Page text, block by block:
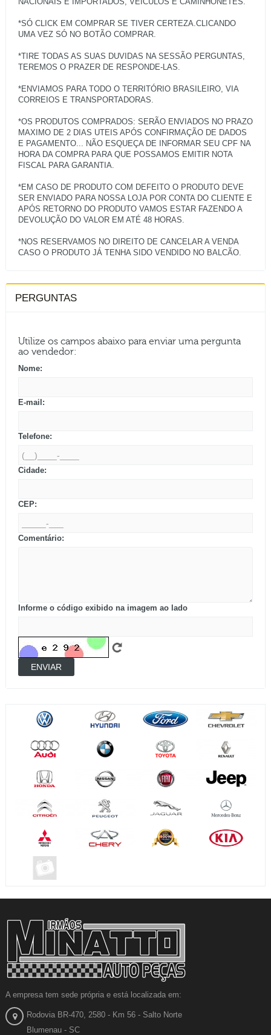
*SÓ CLICK EM COMPRAR SE TIVER CERTEZA.CLICANDO
UMA VEZ SÓ NO BOTÃO COMPRAR.
*TIRE TODAS AS SUAS DUVIDAS NA SESSÃO PERGUNTAS,
TEREMOS O PRAZER DE RESPONDE-LAS.
*ENVIAMOS PARA TODO O TERRITÓRIO BRASILEIRO, VIA
CORREIOS E TRANSPORTADORAS.
*OS PRODUTOS COMPRADOS: SERÃO ENVIADOS NO PRAZO
MAXIMO DE 2 DIAS UTEIS APÓS CONFIRMAÇÃO DE DADOS
E PAGAMENTO... NÃO ESQUEÇA DE INFORMAR SEU CPF NA
HORA DA COMPRA PARA QUE POSSAMOS EMITIR NOTA
FISCAL PARA GARANTIA.
*EM CASO DE PRODUTO COM DEFEITO O PRODUTO DEVE
SER ENVIADO PARA NOSSA LOJA POR CONTA DO CLIENTE E
APÓS RETORNO DO PRODUTO VAMOS ESTAR FAZENDO A
DEVOLUÇÃO DO VALOR EM ATÉ 48 HORAS.
*NOS RESERVAMOS NO DIREITO DE CANCELAR A VENDA
PERGUNTAS
Utilize os campos abaixo para enviar uma pergunta
ao vendedor:
Nome:
E-mail:
Telefone:
Cidade:
CEP:
Comentário:
Informe o código exibido na imagem ao lado
ENVIAR
A empresa tem sede própria e está localizada em:
Rodovia BR-470, 2580 - Km 56 - Salto Norte
Blumenau - SC